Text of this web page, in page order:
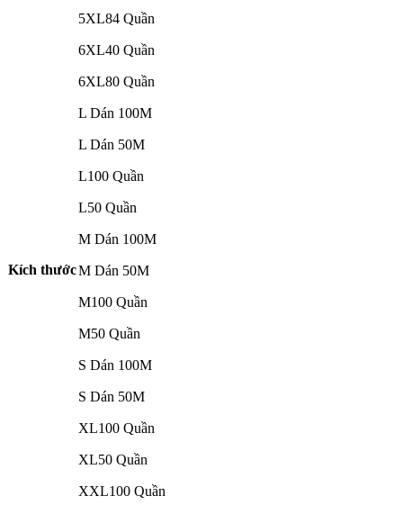
Kích thước
5XL84 Quần
6XL40 Quần
6XL80 Quần
L Dán 100M
L Dán 50M
L100 Quần
L50 Quần
M Dán 100M
M Dán 50M
M100 Quần
M50 Quần
S Dán 100M
S Dán 50M
XL100 Quần
XL50 Quần
XXL100 Quần